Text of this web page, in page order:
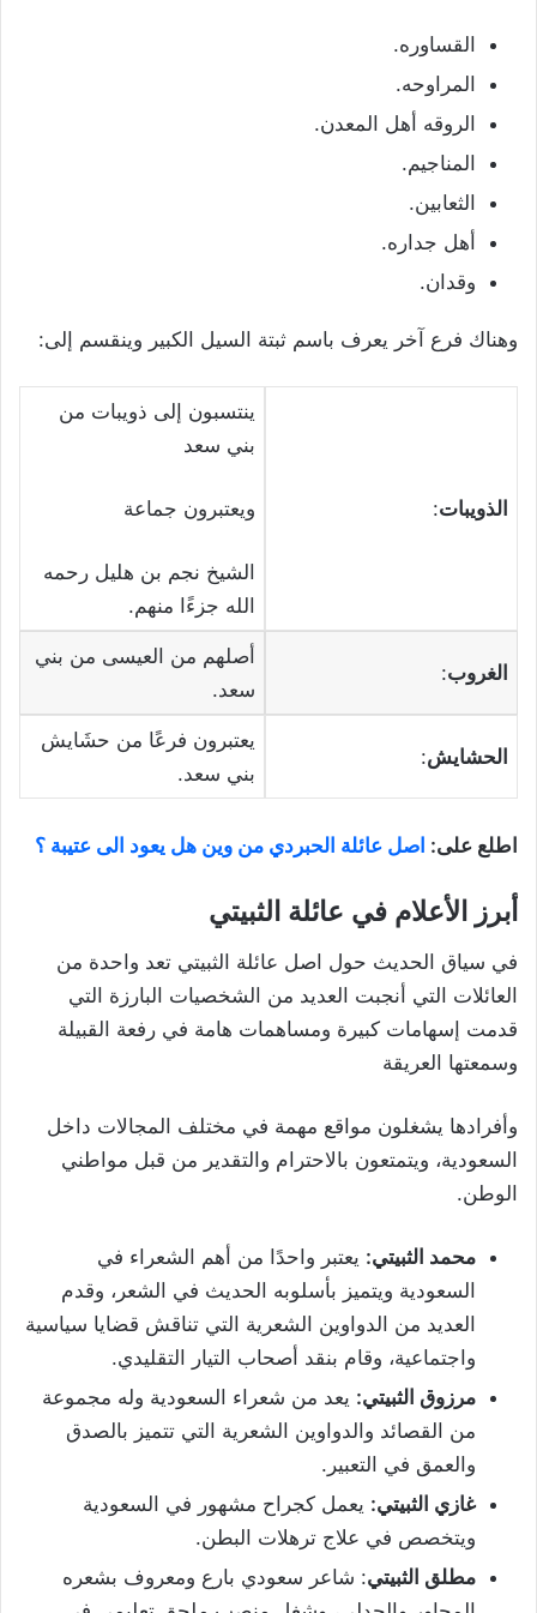
القساوره.
المراوحه.
الروقه أهل المعدن.
المناجيم.
الثعابين.
أهل جداره.
وقدان.
وهناك فرع آخر يعرف باسم ثبتة السيل الكبير وينقسم إلى:
الذويبات:
ينتسبون إلى ذويبات من
بني سعد
ويعتبرون جماعة
الشيخ نجم بن هليل رحمه
الله جزءًا منهم.
الغروب:
أصلهم من العيسى من بني
سعد.
الحشايش:
يعتبرون فرعًا من حشَايش
بني سعد.
اطلع على: اصل عائلة الحبردي من وين هل يعود الى عتيبة ؟
أبرز الأعلام في عائلة الثبيتي
في سياق الحديث حول اصل عائلة الثبيتي تعد واحدة من
العائلات التي أنجبت العديد من الشخصيات البارزة التي
قدمت إسهامات كبيرة ومساهمات هامة في رفعة القبيلة
وسمعتها العريقة
وأفرادها يشغلون مواقع مهمة في مختلف المجالات داخل
السعودية، ويتمتعون بالاحترام والتقدير من قبل مواطني
الوطن.
محمد الثبيتي: يعتبر واحدًا من أهم الشعراء في
السعودية ويتميز بأسلوبه الحديث في الشعر، وقدم
العديد من الدواوين الشعرية التي تناقش قضايا سياسية
واجتماعية، وقام بنقد أصحاب التيار التقليدي.
مرزوق الثبيتي: يعد من شعراء السعودية وله مجموعة
من القصائد والدواوين الشعرية التي تتميز بالصدق
والعمق في التعبير.
غازي الثبيتي: يعمل كجراح مشهور في السعودية
ويتخصص في علاج ترهلات البطن.
مطلق الثبيتي: شاعر سعودي بارع ومعروف بشعره